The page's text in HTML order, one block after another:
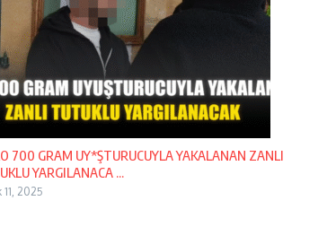
700 GRAM UY*ŞTURUCUYLA YAKALANAN ZANLI
YARGILANACA ...
11, 2025